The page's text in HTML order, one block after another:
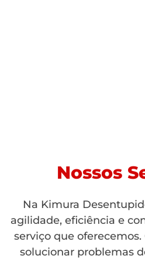
Nossos
Na Kimura
agilidade, eficiência e
serviço que
solucionar problemas